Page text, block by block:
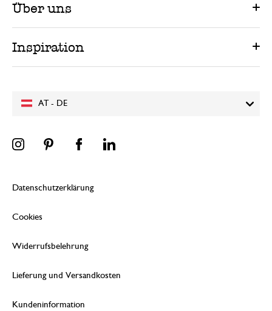
AT - DE
Über uns
Inspiration
Datenschutzerklärung
Cookies
Widerrufsbelehrung
Lieferung und Versandkosten
Kundeninformation